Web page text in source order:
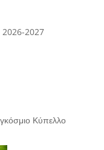
2027
Κύπελλο